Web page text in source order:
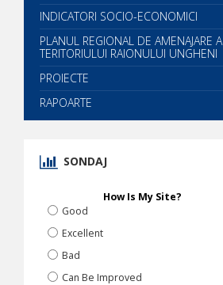
INDICATORI SOCIO-ECONOMICI
PLANUL REGIONAL DE AMENAJARE A
TERITORIULUI RAIONULUI UNGHENI
PROIECTE
RAPOARTE
SONDAJ
How Is My Site?
Good
Excellent
Bad
Can Be Improved